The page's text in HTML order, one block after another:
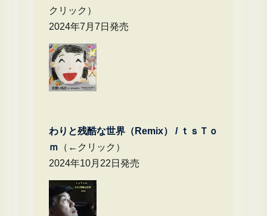
クリック）
2024年7月7日発売
わりと残酷な世界（Remix） / ｔｓＴｏ
ｍ （←クリック）
2024年10月22日発売